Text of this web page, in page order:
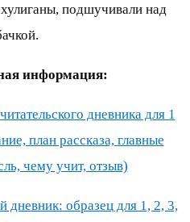
подшучивали над
информация:
дневника для 1
план рассказа, главные
чему учит, отзыв)
дневник: образец для 1, 2, 3,